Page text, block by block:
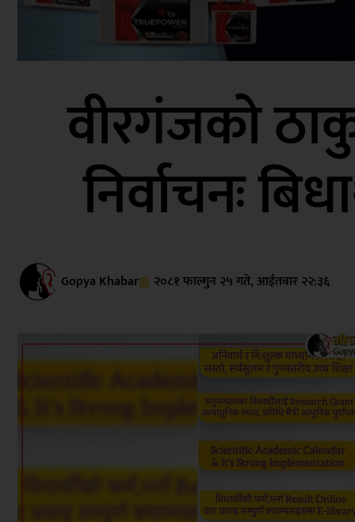
वीरगंजको
निर्वाचनः
Gopya Khabar २०८१ फाल्गुन २५ गते, आईतवार २२:३६